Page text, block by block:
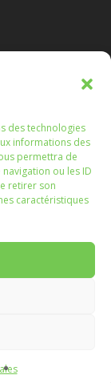
des technologies
informations des
permettra de
ou les ID
retirer son
caractéristiques
ferons